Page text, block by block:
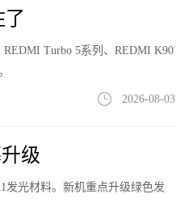
了
Turbo 5系列、REDMI K90
2026-08-03
级
发光材料。新机重点升级绿色发